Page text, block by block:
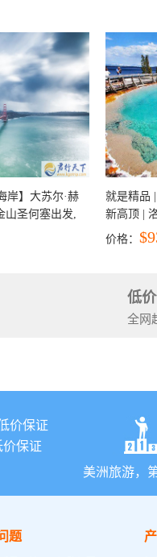
岸】大苏尔·赫
山圣何塞出发,
就是精品
新高顶 |
彩穴+马
价格：
低
全网
保证
美洲旅游，
题